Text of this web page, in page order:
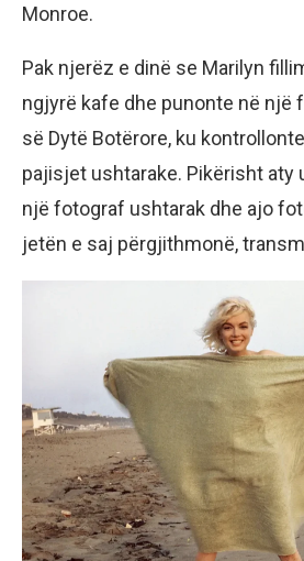
Monroe.
Pak njerëz e dinë se Marilyn
ngjyrë kafe dhe punonte në një
së Dytë Botërore, ku
pajisjet ushtarake. Pikërisht aty
një fotograf ushtarak dhe ajo
jetën e saj përgjithmonë,